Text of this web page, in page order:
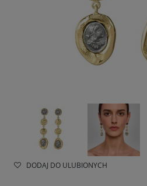
DODAJ DO ULUBIONYCH